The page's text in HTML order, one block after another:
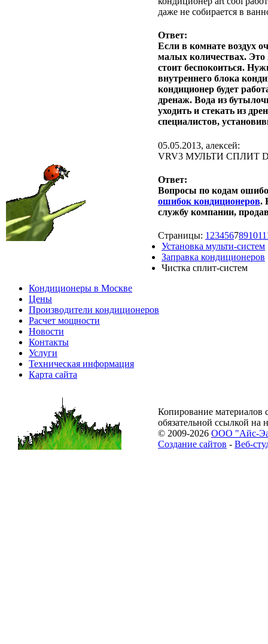
даже не собирается в
Ответ:
Если в комнате воздух
малых количествах. Это
стоит беспокоиться.
внутреннего блока
кондиционер будет
дренаж. Вода из
уходить и стекать из
специалистов,
05.05.2013, алексей:
VRV3 МУЛЬТИ СПЛИТ
Ответ:
Вопросы по кодам
ошибок кондиционеров.
службу компании,
Страницы: 1 234567891011
Установка мульти-систем
Заправка кондиционеров
Чистка сплит-систем
Кондиционеры в Москве
Цены
Производители кондиционеров
Расчет мощности
Новости
Контакты
Услуги
Техническая информация
Карта сайта
Копирование материалов
обязательной ссылкой на
© 2009-2026 ООО "Айс-
Создание сайтов - Веб-